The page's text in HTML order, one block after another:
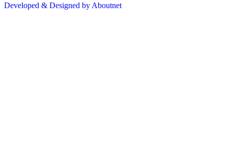
Developed & Designed by Aboutnet